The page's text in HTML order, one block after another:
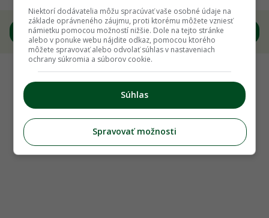
4/8
Niektorí dodávatelia môžu spracúvať vaše osobné údaje na
základe oprávneného záujmu, proti ktorému môžete vzniesť
námietku pomocou možností nižšie. Dole na tejto stránke
alebo v ponuke webu nájdite odkaz, pomocou ktorého
môžete spravovať alebo odvolať súhlas v nastaveniach
ochrany súkromia a súborov cookie.
Súhlas
Spravovať možnosti